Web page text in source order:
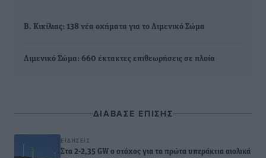
Β. Κικίλιας: 138 νέα οχήματα για το Λιμενικό Σώμα
Λιμενικό Σώμα: 660 έκτακτες επιθεωρήσεις σε πλοία
ΔΙΑΒΑΣΕ ΕΠΙΣΗΣ
ΕΙΔΉΣΕΙΣ
Στα 2-2,35 GW ο στόχος για τα πρώτα υπεράκτια αιολικά